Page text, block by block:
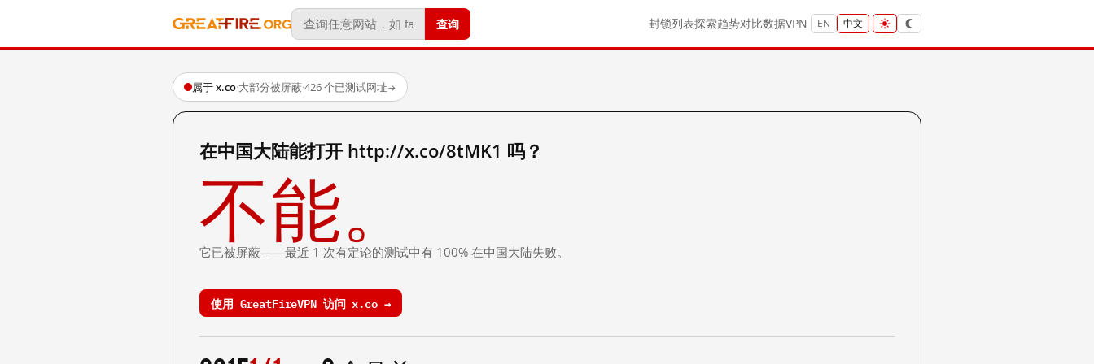
查询 封锁列表探索趋势对比数据VPN EN 中文
属于 x.co·大部分被屏蔽·426 个已测试网址→
在中国大陆能打开 http://x.co/8tMK1 吗？
不能。
它已被屏蔽——最近 1 次有定论的测试中有 100% 在中国大陆失败。
使用 GreatFireVPN 访问 x.co →